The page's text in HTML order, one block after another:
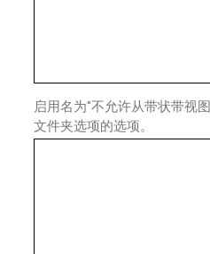
启用名为"不允许从带状带视
文件夹选项的选项。